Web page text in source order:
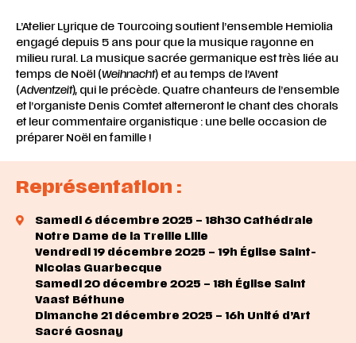
L’Atelier Lyrique de Tourcoing soutient l’ensemble Hemiolia
engagé depuis 5 ans pour que la musique rayonne en
milieu rural. La musique sacrée germanique est très liée au
temps de Noël (Weihnacht) et au temps de l’Avent
(Adventzeit), qui le précède. Quatre chanteurs de l’ensemble
et l’organiste Denis Comtet alterneront le chant des chorals
et leur commentaire organistique : une belle occasion de
préparer Noël en famille !
Représentation :
Samedi 6 décembre 2025 – 18h30 Cathédrale
Notre Dame de la Treille Lille
Vendredi 19 décembre 2025 – 19h Église Saint-
Nicolas Guarbecque
Samedi 20 décembre 2025 – 18h Église Saint
Vaast Béthune
Dimanche 21 décembre 2025 – 16h Unité d’Art
Sacré Gosnay